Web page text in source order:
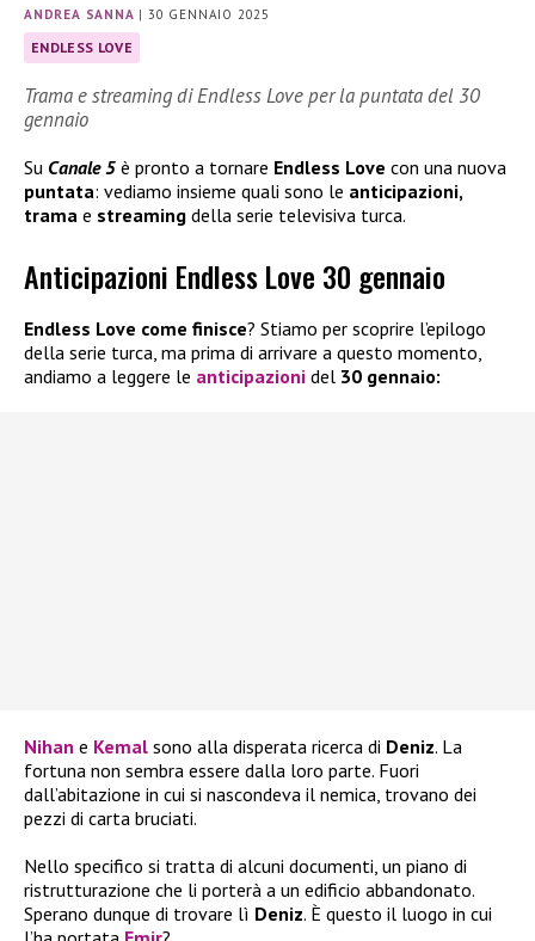
ANDREA SANNA |30 GENNAIO 2025
ENDLESS LOVE
Trama e streaming di Endless Love per la puntata del 30
gennaio
Su Canale 5 è pronto a tornare Endless Love con una nuova
puntata: vediamo insieme quali sono le anticipazioni,
trama e streaming della serie televisiva turca.
Anticipazioni Endless Love 30 gennaio
Endless Love come finisce? Stiamo per scoprire l’epilogo
della serie turca, ma prima di arrivare a questo momento,
andiamo a leggere le anticipazioni del 30 gennaio:
Nihan e Kemal sono alla disperata ricerca di Deniz. La
fortuna non sembra essere dalla loro parte. Fuori
dall’abitazione in cui si nascondeva il nemica, trovano dei
pezzi di carta bruciati.
Nello specifico si tratta di alcuni documenti, un piano di
ristrutturazione che li porterà a un edificio abbandonato.
Sperano dunque di trovare lì Deniz. È questo il luogo in cui